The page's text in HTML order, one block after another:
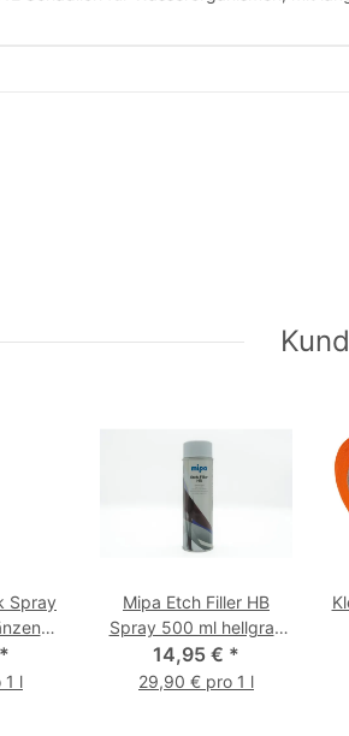
Spray
*
1 l
Mipa Etch Filler HB
Spray 500 ml hellgrau
(ca. RAL 7040)
14,95 € *
29,90 € pro 1 l